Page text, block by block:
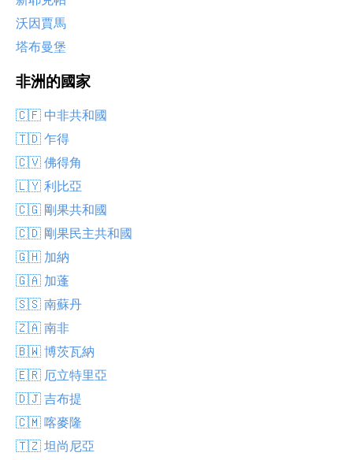
沃因賈馬
塔布曼堡
非洲的國家
🇨🇫 中非共和國
🇹🇩 乍得
🇨🇻 佛得角
🇱🇾 利比亞
🇨🇬 剛果共和國
🇨🇩 剛果民主共和國
🇬🇭 加納
🇬🇦 加蓬
🇸🇸 南蘇丹
🇿🇦 南非
🇧🇼 博茨瓦納
🇪🇷 厄立特里亞
🇩🇯 吉布提
🇨🇲 喀麥隆
🇹🇿 坦尚尼亞